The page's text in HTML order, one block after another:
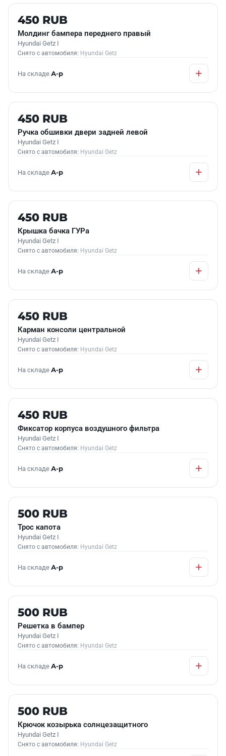
Б/У В НАЛИЧИИ
450 RUB
Молдинг бампера переднего правый
Hyundai Getz I
Снято с автомобиля: Hyundai Getz
На складе А-р
Б/У В НАЛИЧИИ
450 RUB
Ручка обшивки двери задней левой
Hyundai Getz I
Снято с автомобиля: Hyundai Getz
На складе А-р
Б/У В НАЛИЧИИ
450 RUB
Крышка бачка ГУРа
Hyundai Getz I
Снято с автомобиля: Hyundai Getz
На складе А-р
Б/У В НАЛИЧИИ
450 RUB
Карман консоли центральной
Hyundai Getz I
Снято с автомобиля: Hyundai Getz
На складе А-р
Б/У В НАЛИЧИИ
450 RUB
Фиксатор корпуса воздушного фильтра
Hyundai Getz I
Снято с автомобиля: Hyundai Getz
На складе А-р
Б/У В НАЛИЧИИ
500 RUB
Трос капота
Hyundai Getz I
Снято с автомобиля: Hyundai Getz
На складе А-р
Б/У В НАЛИЧИИ
500 RUB
Решетка в бампер
Hyundai Getz I
Снято с автомобиля: Hyundai Getz
На складе А-р
Б/У В НАЛИЧИИ
500 RUB
Крючок козырька солнцезащитного
Hyundai Getz I
Снято с автомобиля: Hyundai Getz